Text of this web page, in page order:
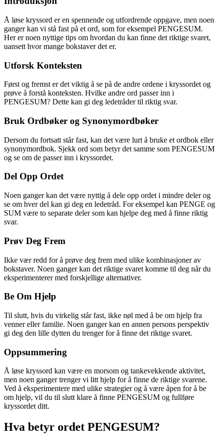
Å løse kryssord er en spennende og utfordrende oppgave, men noen
ganger kan vi stå fast på et ord, som for eksempel PENGESUM.
Her er noen nyttige tips om hvordan du kan finne det riktige svaret,
uansett hvor mange bokstaver det er.
Utforsk Konteksten
Først og fremst er det viktig å se på de andre ordene i kryssordet og
prøve å forstå konteksten. Hvilke andre ord passer inn i
PENGESUM? Dette kan gi deg ledetråder til riktig svar.
Bruk Ordbøker og Synonymordbøker
Dersom du fortsatt står fast, kan det være lurt å bruke et ordbok eller
synonymordbok. Sjekk ord som betyr det samme som PENGESUM
og se om de passer inn i kryssordet.
Del Opp Ordet
Noen ganger kan det være nyttig å dele opp ordet i mindre deler og
se om hver del kan gi deg en ledetråd. For eksempel kan PENGE og
SUM være to separate deler som kan hjelpe deg med å finne riktig
svar.
Prøv Deg Frem
Ikke vær redd for å prøve deg frem med ulike kombinasjoner av
bokstaver. Noen ganger kan det riktige svaret komme til deg når du
eksperimenterer med forskjellige alternativer.
Be Om Hjelp
Til slutt, hvis du virkelig står fast, ikke nøl med å be om hjelp fra
venner eller familie. Noen ganger kan en annen persons perspektiv
gi deg den lille dytten du trenger for å finne det riktige svaret.
Oppsummering
Å løse kryssord kan være en morsom og tankevekkende aktivitet,
men noen ganger trenger vi litt hjelp for å finne de riktige svarene.
Ved å eksperimentere med ulike strategier og å være åpen for å be
om hjelp, vil du til slutt klare å finne PENGESUM og fullføre
kryssordet ditt.
Hva betyr ordet PENGESUM?